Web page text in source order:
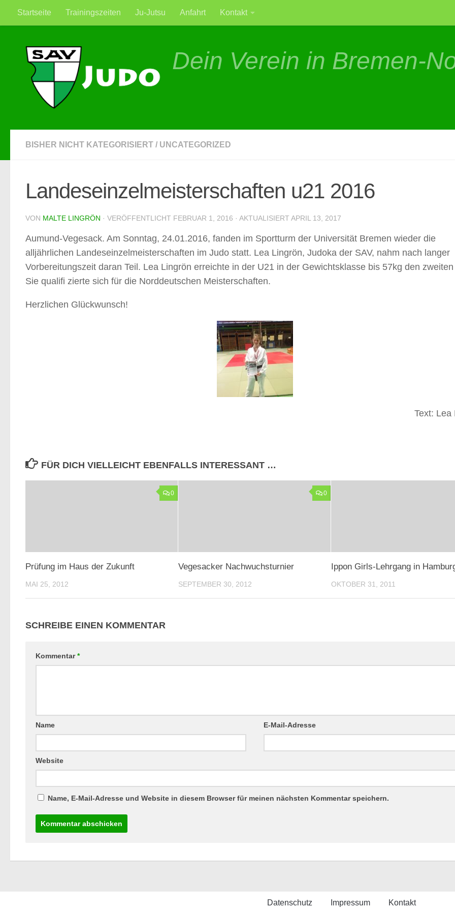
Zum Inhalt springen
Startseite Trainingszeiten Ju-Jutsu Anfahrt Kontakt
Dein Verein in Bremen-
BISHER NICHT KATEGORISIERT / UNCATEGORIZED
Landeseinzelmeisterschaften u21 2016
VON MALTE LINGRÖN · VERÖFFENTLICHT FEBRUAR 1, 2016 · AKTUALISIERT APRIL 13, 2017
Aumund-Vegesack. Am Sonntag, 24.01.2016, fanden im Sportturm der Universität Bremen wieder die
alljährlichen Landeseinzelmeisterschaften im Judo statt. Lea Lingrön, Judoka der SAV, nahm nach langer
Vorbereitungszeit daran Teil. Lea Lingrön erreichte in der U21 in der Gewichtsklasse bis 57kg den
Sie qualifi zierte sich für die Norddeutschen Meisterschaften.
Herzlichen Glückwunsch!
Text: Lea
FÜR DICH VIELLEICHT EBENFALLS INTERESSANT …
0
Prüfung im Haus der Zukunft
MAI 25, 2012
0
Vegesacker Nachwuchsturnier
SEPTEMBER 30, 2012
Ippon Girls-Lehrgang in
OKTOBER 31, 2011
SCHREIBE EINEN KOMMENTAR
Kommentar*
Name E-Mail-Adresse
Website
Name, E-Mail-Adresse und Website in diesem Browser für meinen nächsten Kommentar speichern.
Datenschutz Impressum Kontakt